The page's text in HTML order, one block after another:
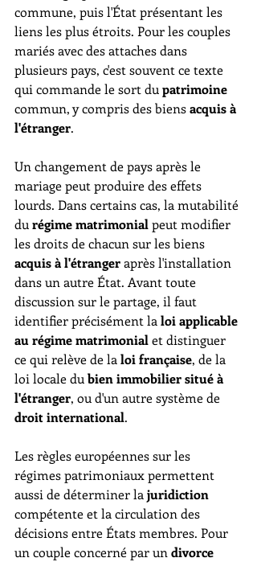
commune, puis l'État présentant les
liens les plus étroits. Pour les couples
mariés avec des attaches dans
plusieurs pays, c'est souvent ce texte
qui commande le sort du patrimoine
commun, y compris des biens acquis à
l'étranger.
Un changement de pays après le
mariage peut produire des effets
lourds. Dans certains cas, la mutabilité
du régime matrimonial peut modifier
les droits de chacun sur les biens
acquis à l'étranger après l'installation
dans un autre État. Avant toute
discussion sur le partage, il faut
identifier précisément la loi applicable
au régime matrimonial et distinguer
ce qui relève de la loi française, de la
loi locale du bien immobilier situé à
l'étranger, ou d'un autre système de
droit international.
Les règles européennes sur les
régimes patrimoniaux permettent
aussi de déterminer la juridiction
compétente et la circulation des
décisions entre États membres. Pour
un couple concerné par un divorce